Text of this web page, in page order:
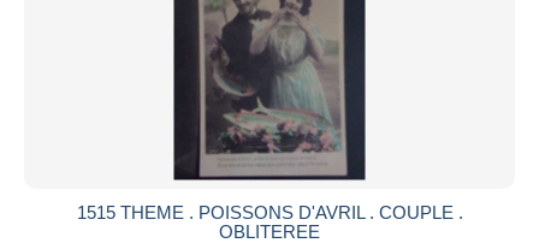
1515 THEME . POISSONS D'AVRIL . COUPLE .
OBLITEREE